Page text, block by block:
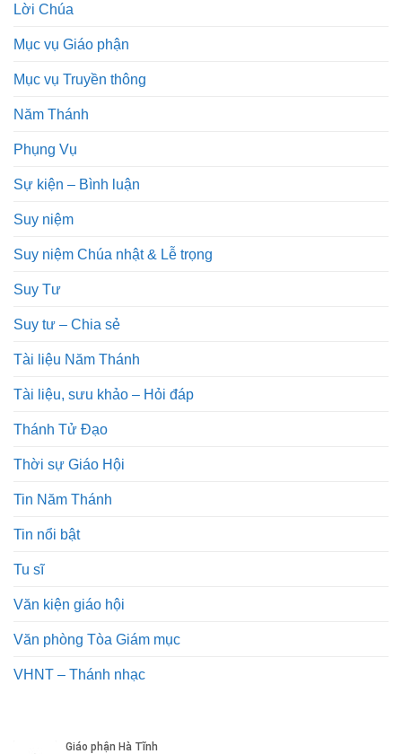
Lời Chúa
Mục vụ Giáo phận
Mục vụ Truyền thông
Năm Thánh
Phụng Vụ
Sự kiện – Bình luận
Suy niệm
Suy niệm Chúa nhật & Lễ trọng
Suy Tư
Suy tư – Chia sẻ
Tài liệu Năm Thánh
Tài liệu, sưu khảo – Hỏi đáp
Thánh Tử Đạo
Thời sự Giáo Hội
Tin Năm Thánh
Tin nổi bật
Tu sĩ
Văn kiện giáo hội
Văn phòng Tòa Giám mục
VHNT – Thánh nhạc